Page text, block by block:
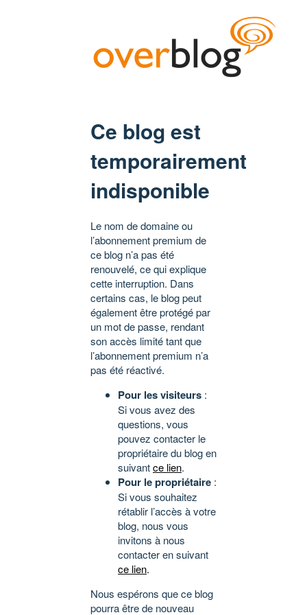
Ce blog est
temporairement
indisponible
Le nom de domaine ou
l’abonnement premium de
ce blog n’a pas été
renouvelé, ce qui explique
cette interruption. Dans
certains cas, le blog peut
également être protégé par
un mot de passe, rendant
son accès limité tant que
l’abonnement premium n’a
pas été réactivé.
Pour les visiteurs :
Si vous avez des
questions, vous
pouvez contacter le
propriétaire du blog en
suivantce lien.
Pour le propriétaire :
Si vous souhaitez
rétablir l’accès à votre
blog, nous vous
invitons à nous
contacter en suivant
ce lien.
Nous espérons que ce blog
pourra être de nouveau